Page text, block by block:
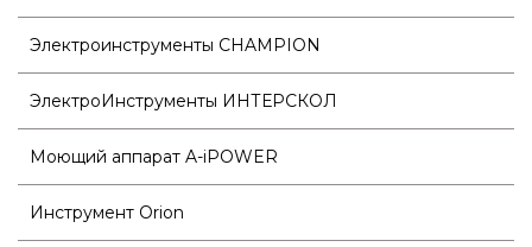
Электроинструменты CHAMPION
ЭлектроИнструменты ИНТЕРСКОЛ
Моющий аппарат A-iPOWER
Инструмент Orion